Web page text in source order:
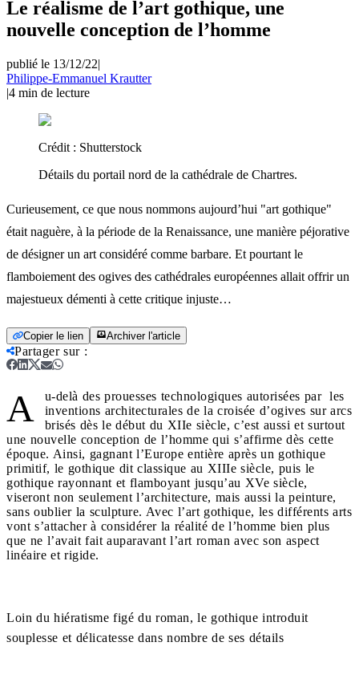
Le réalisme de l’art gothique, une
nouvelle conception de l’homme
publié le 13/12/22|
Philippe-Emmanuel Krautter
|4 min de lecture
Crédit : Shutterstock
Détails du portail nord de la cathédrale de Chartres.
Curieusement, ce que nous nommons aujourd’hui "art gothique"
était naguère, à la période de la Renaissance, une manière péjorative
de désigner un art considéré comme barbare. Et pourtant le
flamboiement des ogives des cathédrales européennes allait offrir un
majestueux démenti à cette critique injuste…
Copier le lien Archiver l'article
Partager sur:
A
u-delà des prouesses technologiques autorisées par les
inventions architecturales de la croisée d’ogives sur arcs
brisés dès le début du XIIe siècle, c’est aussi et surtout
une nouvelle conception de l’homme qui s’affirme dès cette
époque. Ainsi, gagnant l’Europe entière après un gothique
primitif, le gothique dit classique au XIIIe siècle, puis le
gothique rayonnant et flamboyant jusqu’au XVe siècle,
viseront non seulement l’architecture, mais aussi la peinture,
sans oublier la sculpture. Avec l’art gothique, les différents arts
vont s’attacher à considérer la réalité de l’homme bien plus
que ne l’avait fait auparavant l’art roman avec son aspect
linéaire et rigide.
Loin du hiératisme figé du roman, le gothique introduit
souplesse et délicatesse dans nombre de ses détails